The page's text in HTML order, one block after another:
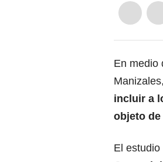
En medio
incluir a
objeto de
El estudio